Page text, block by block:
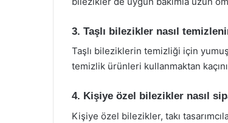
3. Taşlı bilezikler nasıl
Taşlı bileziklerin temizliği için
temizlik ürünleri kullanmaktan
4. Kişiye özel bilezikler nasıl
Kişiye özel bilezikler, takı